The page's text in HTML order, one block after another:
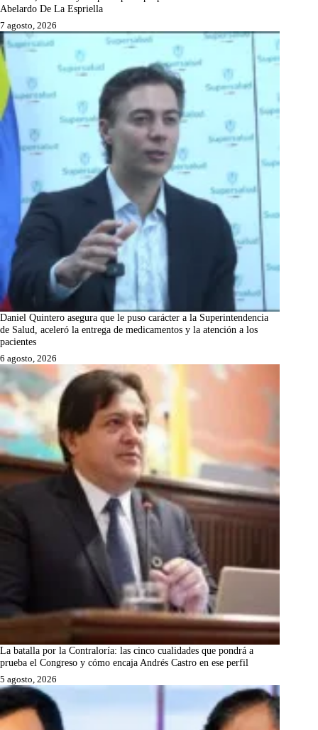
Abelardo De La Espriella
7 agosto, 2026
Daniel Quintero asegura que le puso carácter a la Superintendencia
de Salud, aceleró la entrega de medicamentos y la atención a los
pacientes
6 agosto, 2026
La batalla por la Contraloría: las cinco cualidades que pondrá a
prueba el Congreso y cómo encaja Andrés Castro en ese perfil
5 agosto, 2026